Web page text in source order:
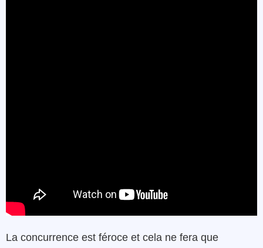
La concurrence est féroce et cela ne fera que